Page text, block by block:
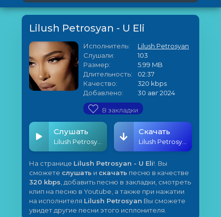
Lilush Petrosyan - U Eli
Исполнитель:
Lilush Petrosyan
Слушали:
103
Размер:
5.99 MB
Длительность:
02:37
Качество:
320 kbps
Добавлено:
30 авг 2024
В закладки
Слушать Скачать
Lilush Petrosyan - U Eli
На странице Lilush Petrosyan - U Eli!. Вы
сможете слушать и скачать песню в качестве
320 kbps , добавить песню в закладки, смотреть
клип на песню в Youtube, а также при нажатии
на исполнителя Lilush Petrosyan Вы сможете
увидет другие песни этого исплонителя.